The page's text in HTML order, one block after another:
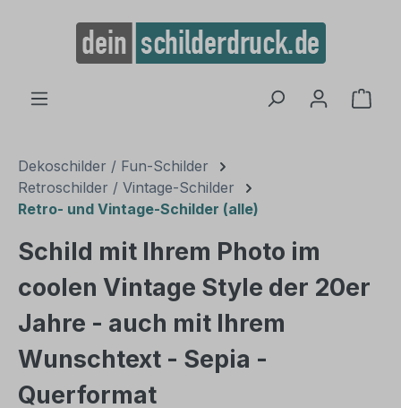
springen
Dekoschilder / Fun-Schilder
Retroschilder / Vintage-Schilder
Retro- und Vintage-Schilder (alle)
Schild mit Ihrem Photo im
coolen Vintage Style der 20er
Jahre - auch mit Ihrem
Wunschtext - Sepia -
Querformat